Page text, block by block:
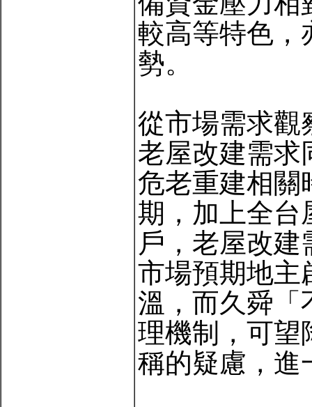
較高等特色，
勢。
從市場需求觀
老屋改建需求
危老重建相關
期，加上全台
戶，老屋改
市場預期地主
溫，而久舜「
理機制，可望
稱的疑慮，進